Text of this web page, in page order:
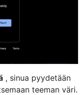
, sinua pyydetään
teeman väri.